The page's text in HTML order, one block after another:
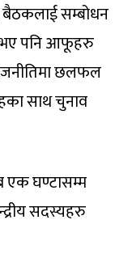
सम्बोधन
भए पनि आफूहरु
छलफल
साथ चुनाव
घण्टासम्म
सदस्यहरु